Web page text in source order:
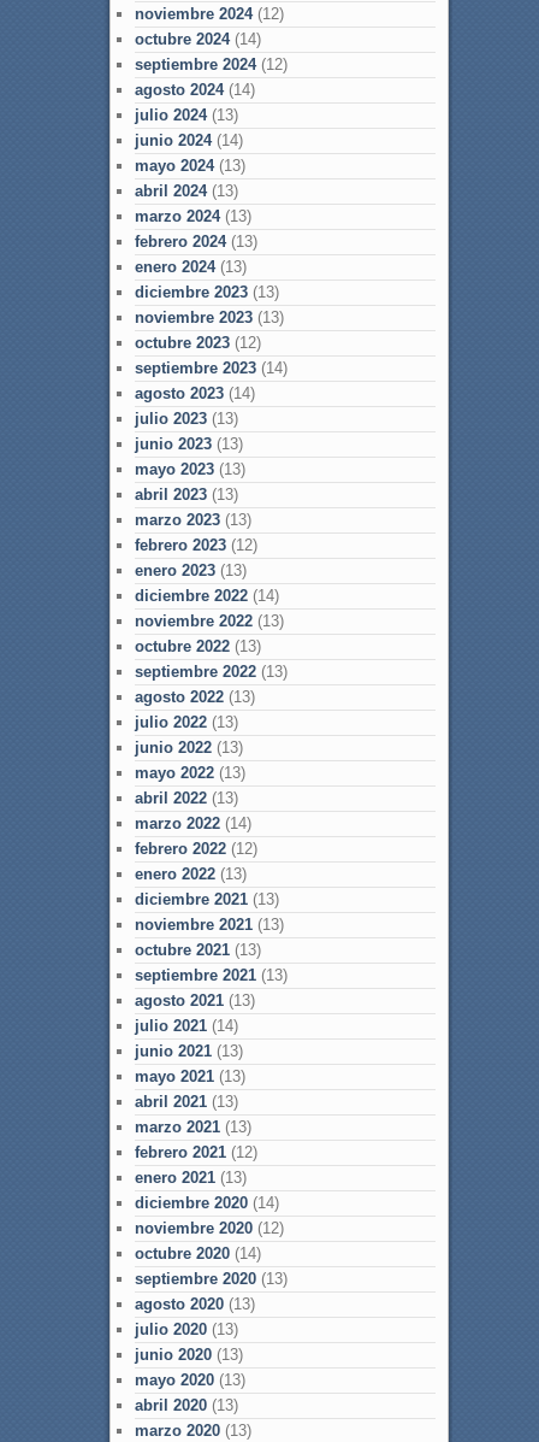
noviembre 2024(12)
octubre 2024(14)
septiembre 2024(12)
agosto 2024(14)
julio 2024(13)
junio 2024(14)
mayo 2024(13)
abril 2024(13)
marzo 2024(13)
febrero 2024(13)
enero 2024(13)
diciembre 2023(13)
noviembre 2023(13)
octubre 2023(12)
septiembre 2023(14)
agosto 2023(14)
julio 2023(13)
junio 2023(13)
mayo 2023(13)
abril 2023(13)
marzo 2023(13)
febrero 2023(12)
enero 2023(13)
diciembre 2022(14)
noviembre 2022(13)
octubre 2022(13)
septiembre 2022(13)
agosto 2022(13)
julio 2022(13)
junio 2022(13)
mayo 2022(13)
abril 2022(13)
marzo 2022(14)
febrero 2022(12)
enero 2022(13)
diciembre 2021(13)
noviembre 2021(13)
octubre 2021(13)
septiembre 2021(13)
agosto 2021(13)
julio 2021(14)
junio 2021(13)
mayo 2021(13)
abril 2021(13)
marzo 2021(13)
febrero 2021(12)
enero 2021(13)
diciembre 2020(14)
noviembre 2020(12)
octubre 2020(14)
septiembre 2020(13)
agosto 2020(13)
julio 2020(13)
junio 2020(13)
mayo 2020(13)
abril 2020(13)
marzo 2020(13)